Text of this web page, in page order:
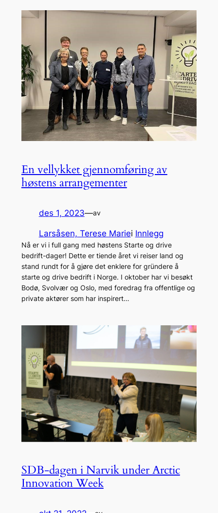
En vellykket gjennomføring av
høstens arrangementer
des 1, 2023—av
Larsåsen, Terese Mariei Innlegg
Nå er vi i full gang med høstens Starte og drive
bedrift-dager! Dette er tiende året vi reiser land og
stand rundt for å gjøre det enklere for gründere å
starte og drive bedrift i Norge. I oktober har vi besøkt
Bodø, Svolvær og Oslo, med foredrag fra offentlige og
private aktører som har inspirert…
SDB-dagen i Narvik under Arctic
Innovation Week